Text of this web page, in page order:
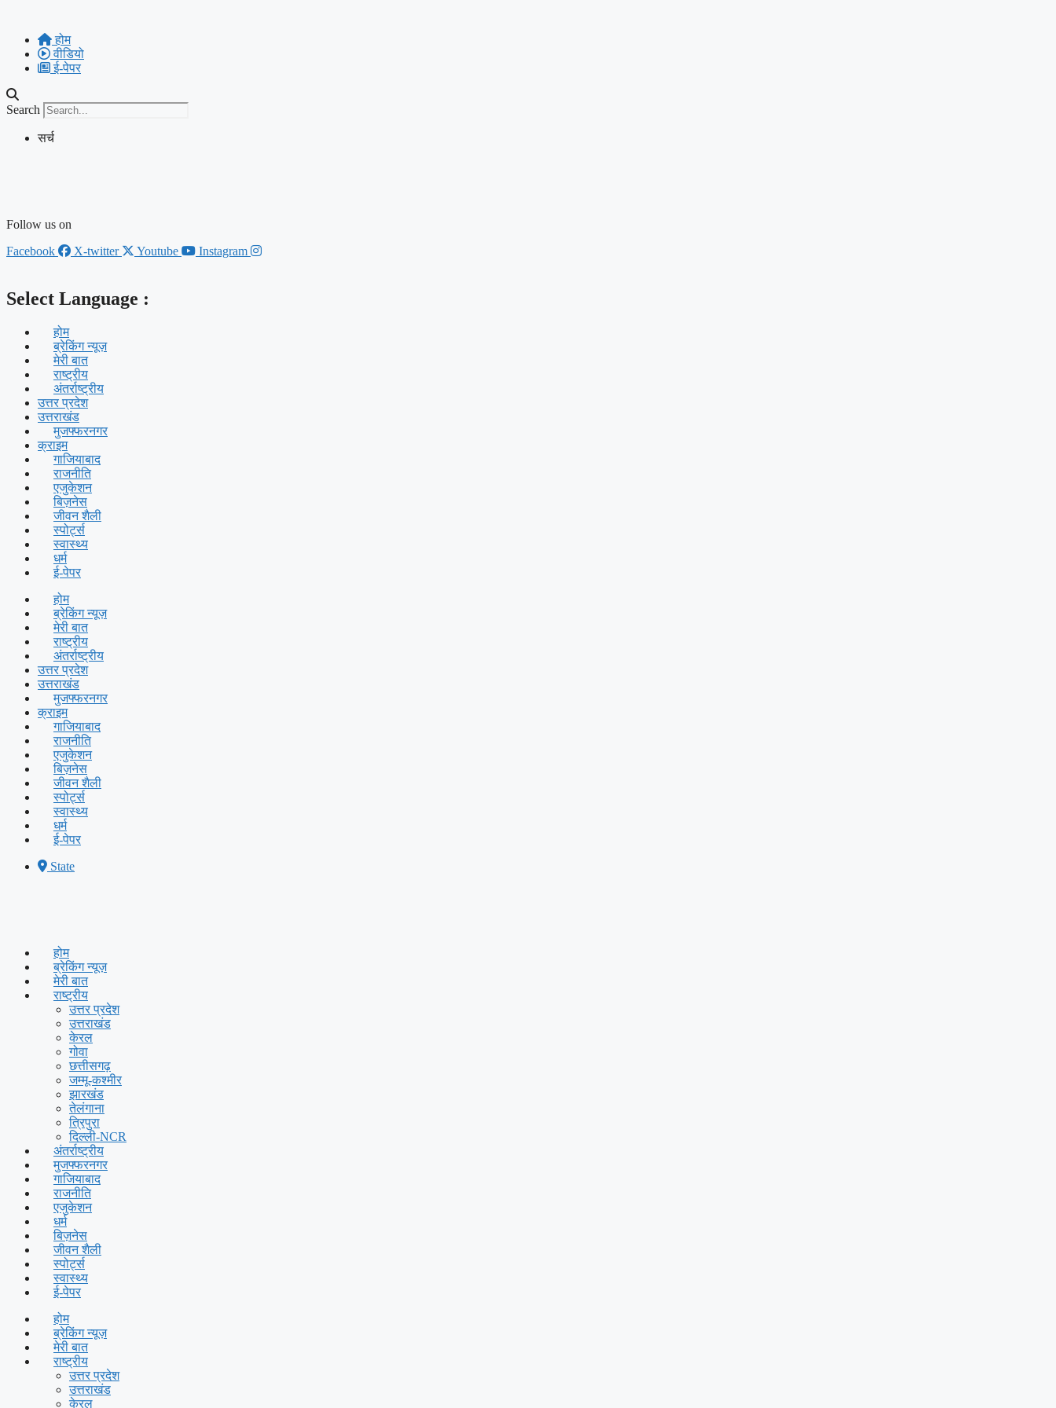
content
होम
वीडियो
ई-पेपर
Search
सर्च
Follow us on
Facebook
X-twitter Youtube Instagram
Select Language :
होम
ब्रेकिंग न्यूज़
मेरी बात
राष्ट्रीय
अंतर्राष्ट्रीय
उत्तर प्रदेश
उत्तराखंड
मुजफ्फरनगर
क्राइम
गाजियाबाद
राजनीति
एजुकेशन
बिज़नेस
जीवन शैली
स्पोर्ट्स
स्वास्थ्य
धर्म
ई-पेपर
होम
ब्रेकिंग न्यूज़
मेरी बात
राष्ट्रीय
अंतर्राष्ट्रीय
उत्तर प्रदेश
उत्तराखंड
मुजफ्फरनगर
क्राइम
गाजियाबाद
राजनीति
एजुकेशन
बिज़नेस
जीवन शैली
स्पोर्ट्स
स्वास्थ्य
धर्म
ई-पेपर
State
होम
ब्रेकिंग न्यूज़
मेरी बात
राष्ट्रीय
उत्तर प्रदेश
उत्तराखंड
केरल
गोवा
छत्तीसगढ़
जम्मू-कश्मीर
झारखंड
तेलंगाना
त्रिपुरा
दिल्ली-NCR
अंतर्राष्ट्रीय
मुजफ्फरनगर
गाजियाबाद
राजनीति
एजुकेशन
धर्म
बिज़नेस
जीवन शैली
स्पोर्ट्स
स्वास्थ्य
ई-पेपर
होम
ब्रेकिंग न्यूज़
मेरी बात
राष्ट्रीय
उत्तर प्रदेश
उत्तराखंड
केरल